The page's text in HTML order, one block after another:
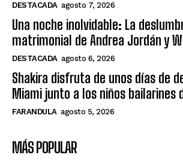
DESTACADA agosto 7, 2026
Una noche inolvidable: La
matrimonial de Andrea Jordán y
DESTACADA agosto 6, 2026
Shakira disfruta de unos días de
Miami junto a los niños bailarines
FARANDULA agosto 5, 2026
MÁS POPULAR